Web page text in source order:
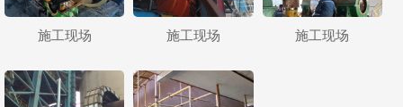
施工现场 施工现场 施工现场